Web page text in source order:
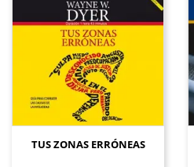
TUS ZONAS ERRÓNEAS